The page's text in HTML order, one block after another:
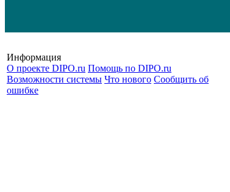
Информация
О проекте DIPO.ru Помощь по DIPO.ru
Возможности системы Что нового Сообщить об
ошибке